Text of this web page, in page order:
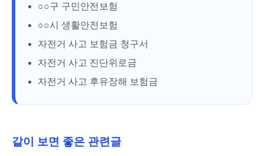
○○구 구민안전보험
○○시 생활안전보험
자전거 사고 보험금 청구서
자전거 사고 진단위로금
자전거 사고 후유장해 보험금
같이 보면 좋은 관련글